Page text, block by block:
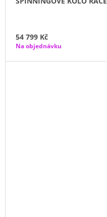
54 799 Kč
Na objednávku